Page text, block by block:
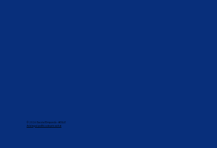
© 2026 Escola l'Empordà - AEGLE
Avís legai i política de privacitat